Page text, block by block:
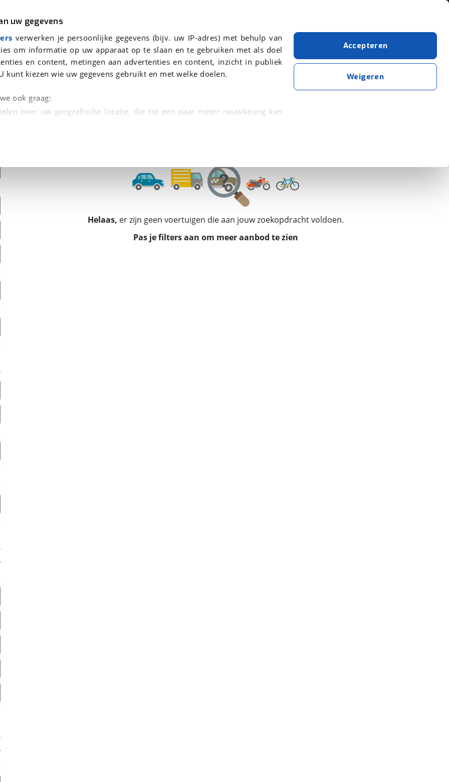
uw gegevens
verwerken je persoonlijke gegevens (bijv. uw IP-adres) met behulp van
om informatie op uw apparaat op te slaan en te gebruiken met als doel
en content, metingen aan advertenties en content, inzicht in publiek
kunt kiezen wie uw gegevens gebruikt en met welke doelen.
ook graag:
over uw geografische locatie, die tot een paar meter nauwkeurig kan
uw toestemming op elk moment wijzigen of intrekken in de
technieken zorgen we voor een betere en meer persoonlijke ervaring.
ervoor dat de website goed werkt. Ook gebruiken we analytische cookies
We tonen je graag relevante advertenties en gebruiken daarvoor
op en buiten onze website volgt – uiteraard op anonieme basis. Meer
en privacyverklaring
cookies. Je voorkeuren kun je later altijd aanpassen via de
Accepteren
Weigeren
Helaas, er zijn geen voertuigen die aan jouw zoekopdracht voldoen.
Pas je filters aan om meer aanbod te zien